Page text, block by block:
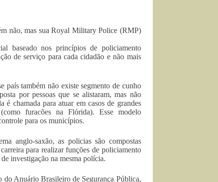
não, mas sua Royal Military Police (RMP)
baseado nos princípios de policiamento
de serviço para cada cidadão e não mais
país também não existe segmento de cunho
por pessoas que se alistaram, mas não
chamada para atuar em casos de grandes
furacões na Flórida). Esse modelo
para os municípios.
anglo-saxão, as policias são compostas
para realizar funções de policiamento
investigação na mesma polícia.
do Anuário Brasileiro de Segurança Pública,